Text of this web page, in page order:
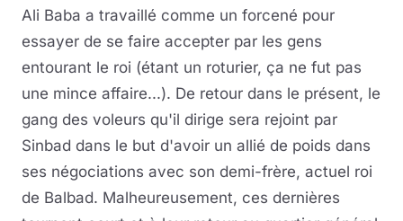
Ali Baba a travaillé comme un forcené pour
essayer de se faire accepter par les gens
entourant le roi (étant un roturier, ça ne fut pas
une mince affaire...). De retour dans le présent, le
gang des voleurs qu'il dirige sera rejoint par
Sinbad dans le but d'avoir un allié de poids dans
ses négociations avec son demi-frère, actuel roi
de Balbad. Malheureusement, ces dernières